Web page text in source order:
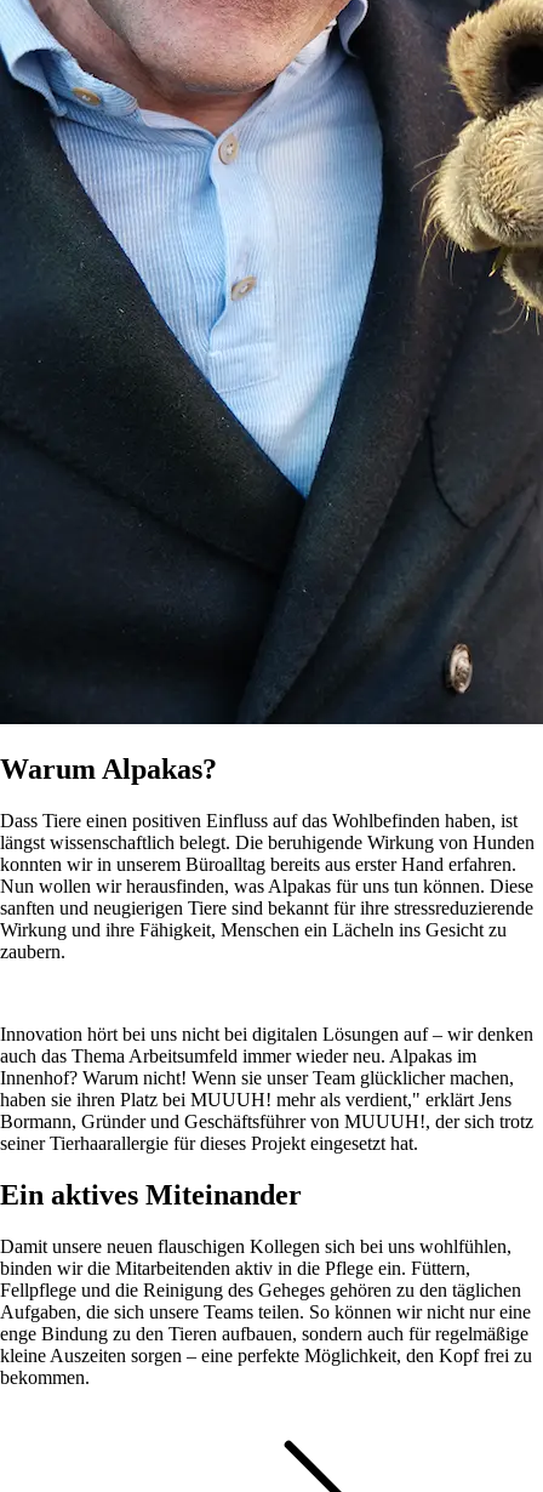
Warum Alpakas?
Dass Tiere einen positiven Einfluss auf das Wohlbefinden haben, ist
längst wissenschaftlich belegt. Die beruhigende Wirkung von Hunden
konnten wir in unserem Büroalltag bereits aus erster Hand erfahren.
Nun wollen wir herausfinden, was Alpakas für uns tun können. Diese
sanften und neugierigen Tiere sind bekannt für ihre stressreduzierende
Wirkung und ihre Fähigkeit, Menschen ein Lächeln ins Gesicht zu
zaubern.
Innovation hört bei uns nicht bei digitalen Lösungen auf – wir denken
auch das Thema Arbeitsumfeld immer wieder neu. Alpakas im
Innenhof? Warum nicht! Wenn sie unser Team glücklicher machen,
haben sie ihren Platz bei MUUUH! mehr als verdient," erklärt Jens
Bormann, Gründer und Geschäftsführer von MUUUH!, der sich trotz
seiner Tierhaarallergie für dieses Projekt eingesetzt hat.
Ein aktives Miteinander
Damit unsere neuen flauschigen Kollegen sich bei uns wohlfühlen,
binden wir die Mitarbeitenden aktiv in die Pflege ein. Füttern,
Fellpflege und die Reinigung des Geheges gehören zu den täglichen
Aufgaben, die sich unsere Teams teilen. So können wir nicht nur eine
enge Bindung zu den Tieren aufbauen, sondern auch für regelmäßige
kleine Auszeiten sorgen – eine perfekte Möglichkeit, den Kopf frei zu
bekommen.